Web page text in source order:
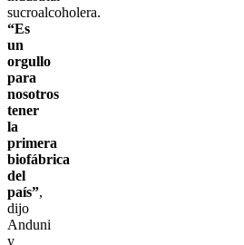
sucroalcoholera.
“Es
un
orgullo
para
nosotros
tener
la
primera
biofábrica
del
país”,
dijo
Anduni
y